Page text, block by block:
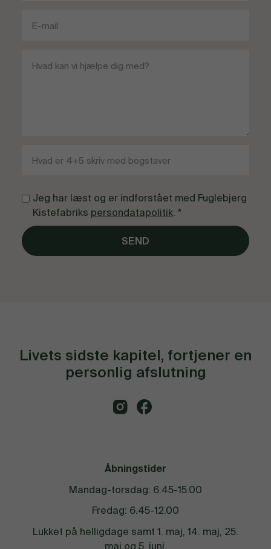
Jeg har læst og er indforstået med Fuglebjerg
Kistefabriks persondatapolitik. *
Livets sidste kapitel, fortjener en
personlig afslutning
Åbningstider
Mandag-torsdag: 6.45-15.00
Fredag: 6.45-12.00
Lukket på helligdage samt 1. maj, 14. maj, 25.
maj og 5. juni.